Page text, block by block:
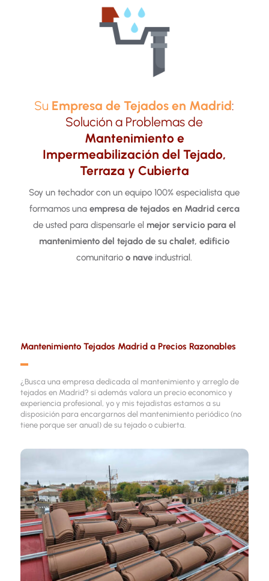
Su Empresa de Tejados en Madrid:
Solución a Problemas de
Mantenimiento e
Impermeabilización del Tejado,
Terraza y Cubierta
Soy un techador con un equipo 100% especialista que
formamos unaempresa de tejados en Madrid cerca
de usted para dispensarle el mejor servicio para el
mantenimiento del tejado de su chalet, edificio
comunitarioo nave industrial.
Mantenimiento Tejados Madrid a Precios Razonables
▬
¿Busca una empresa dedicada al mantenimiento y arreglo de
tejados en Madrid? si además valora un precio economico y
experiencia profesional, yo y mis tejadistas estamos a su
disposición para encargarnos del mantenimiento periódico (no
tiene porque ser anual) de su tejado o cubierta.